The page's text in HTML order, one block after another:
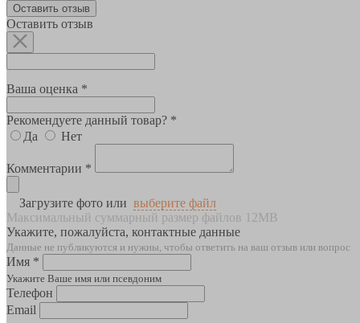
Оставить отзыв
Оставить отзыв
Ваша оценка *
Рекомендуете данный товар? *
Да
Нет
Комментарии *
Загрузите фото или выберите файл
Максимальный суммарный размер файлов 12MB
Укажите, пожалуйста, контактные данные
Данные не публикуются и нужны, чтобы ответить на ваш отзыв или вопрос
Имя *
Укажите Ваше имя или псевдоним
Телефон
Email